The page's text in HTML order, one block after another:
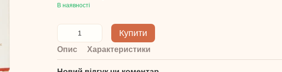
В наявності
Купити
Опис Характеристики